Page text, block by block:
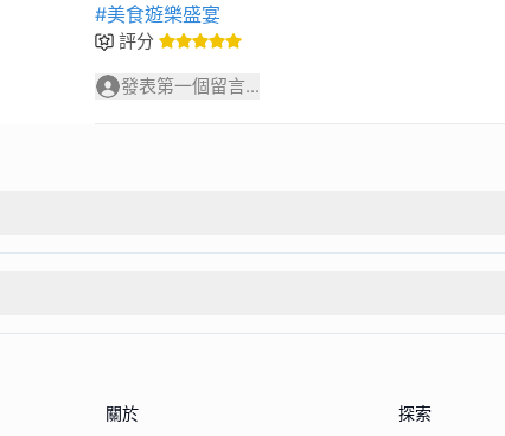
#美食遊樂盛宴
評分
發表第一個留言...
關於 探索